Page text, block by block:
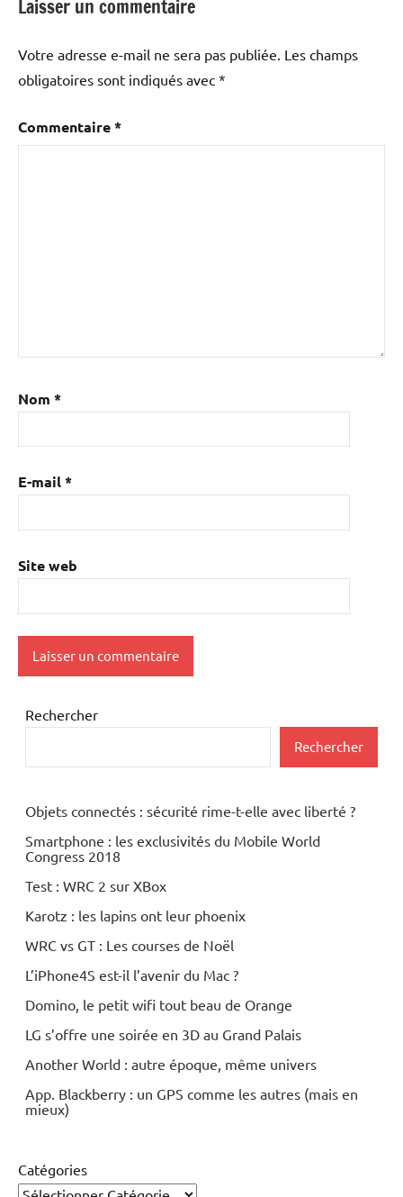
Laisser un commentaire
Votre adresse e-mail ne sera pas publiée. Les champs
obligatoires sont indiqués avec *
Commentaire*
Nom *
E-mail*
Site web
Rechercher
Rechercher
Objets connectés : sécurité rime-t-elle avec liberté ?
Smartphone : les exclusivités du Mobile World
Congress 2018
Test : WRC 2 sur XBox
Karotz : les lapins ont leur phoenix
WRC vs GT : Les courses de Noël
L’iPhone4S est-il l’avenir du Mac ?
Domino, le petit wifi tout beau de Orange
LG s’offre une soirée en 3D au Grand Palais
Another World : autre époque, même univers
App. Blackberry : un GPS comme les autres (mais en
mieux)
Catégories